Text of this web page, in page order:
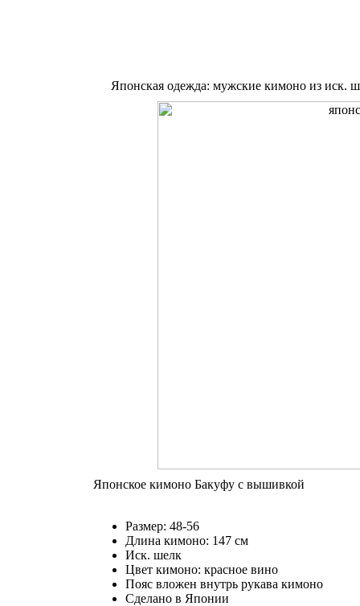
Японская одежда: мужские кимоно из иск.
Японское кимоно Бакуфу с вышивкой
Размер: 48-56
Длина кимоно: 147 см
Иск. шелк
Цвет кимоно: красное вино
Пояс вложен внутрь рукава кимоно
Сделано в Японии